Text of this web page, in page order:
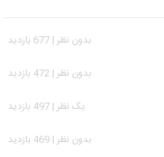
بدون نظر | 677 بازدید
بدون نظر | 472 بازدید
يک نظر | 497 بازدید
بدون نظر | 469 بازدید